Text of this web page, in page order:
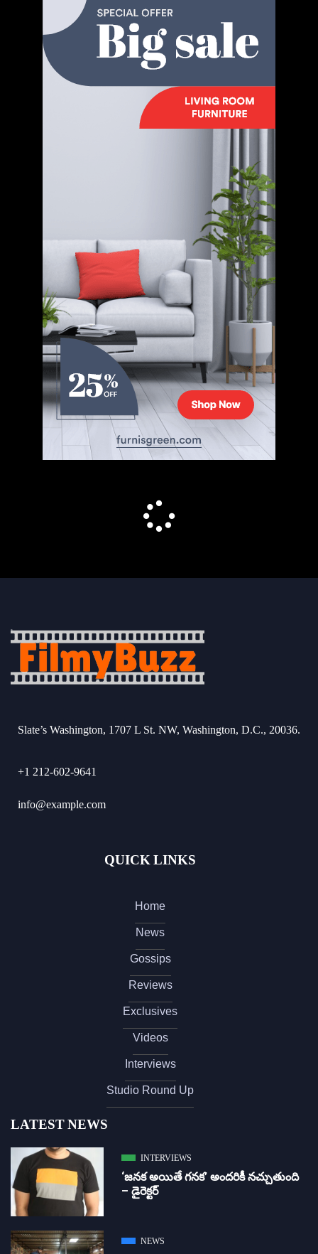
Slate’s Washington, 1707 L St. NW, Washington, D.C., 20036.
+1 212-602-9641
info@example.com
QUICK LINKS
Home
News
Gossips
Reviews
Exclusives
Videos
Interviews
Studio Round Up
LATEST NEWS
INTERVIEWS
‘జ‌న‌క అయితే గ‌న‌క‌’ అందరికీ నచ్చుతుంది
– డైరెక్ట‌ర్
NEWS